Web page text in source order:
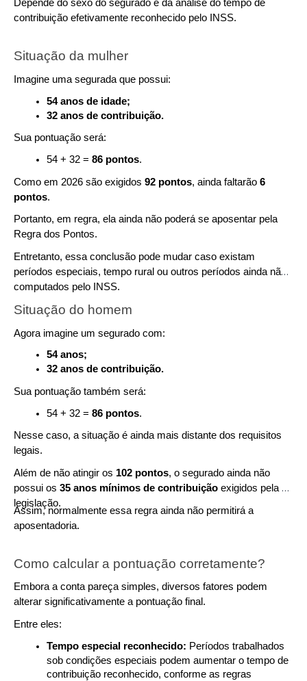
Depende do sexo do segurado e da análise do tempo de
contribuição efetivamente reconhecido pelo INSS.
Situação da mulher
Imagine uma segurada que possui:
54 anos de idade;
32 anos de contribuição.
Sua pontuação será:
54 + 32 = 86 pontos.
Como em 2026 são exigidos 92 pontos, ainda faltarão 6
pontos.
Portanto, em regra, ela ainda não poderá se aposentar pela
Regra dos Pontos.
Entretanto, essa conclusão pode mudar caso existam
períodos especiais, tempo rural ou outros períodos ainda não
computados pelo INSS.
Situação do homem
Agora imagine um segurado com:
54 anos;
32 anos de contribuição.
Sua pontuação também será:
54 + 32 = 86 pontos.
Nesse caso, a situação é ainda mais distante dos requisitos
legais.
Além de não atingir os 102 pontos, o segurado ainda não
possui os 35 anos mínimos de contribuição exigidos pela
legislação.
Assim, normalmente essa regra ainda não permitirá a
aposentadoria.
Como calcular a pontuação corretamente?
Embora a conta pareça simples, diversos fatores podem
alterar significativamente a pontuação final.
Entre eles:
Tempo especial reconhecido: Períodos trabalhados
sob condições especiais podem aumentar o tempo de
contribuição reconhecido, conforme as regras